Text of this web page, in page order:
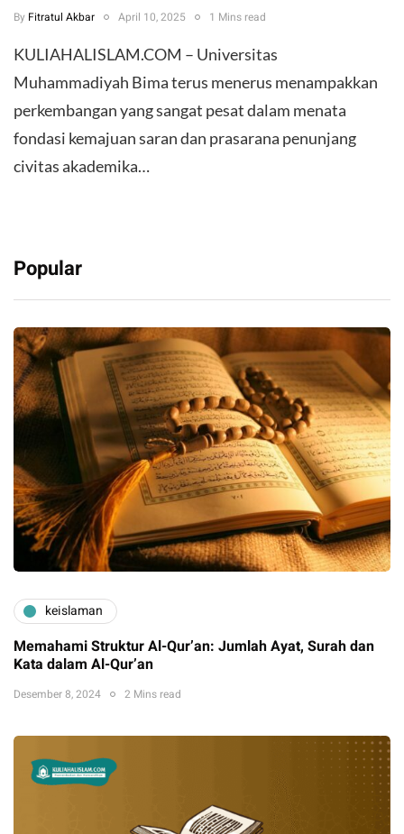
By Fitratul Akbar April 10, 2025 1 Mins read
KULIAHALISLAM.COM – Universitas
Muhammadiyah Bima terus menerus menampakkan
perkembangan yang sangat pesat dalam menata
fondasi kemajuan saran dan prasarana penunjang
civitas akademika…
Popular
keislaman
Memahami Struktur Al-Qur’an: Jumlah Ayat, Surah dan
Kata dalam Al-Qur’an
Desember 8, 2024 2 Mins read